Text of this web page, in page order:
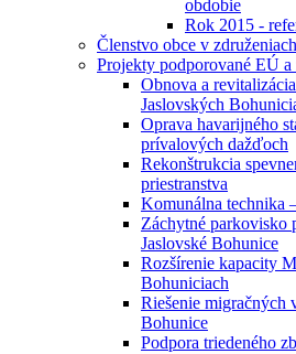
obdobie
Rok 2015 -
Členstvo obce v združeniach
Projekty podporované EÚ
Obnova a
Jaslovských
Oprava havarijného
prívalových dažďoch
Rekonštrukcia
priestranstva
Komunálna technika
Záchytné parkovisko
Jaslovské Bohunice
Rozšírenie kapacity
Bohuniciach
Riešenie migračných
Bohunice
Podpora triedeného